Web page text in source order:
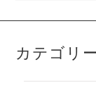
カテゴリー